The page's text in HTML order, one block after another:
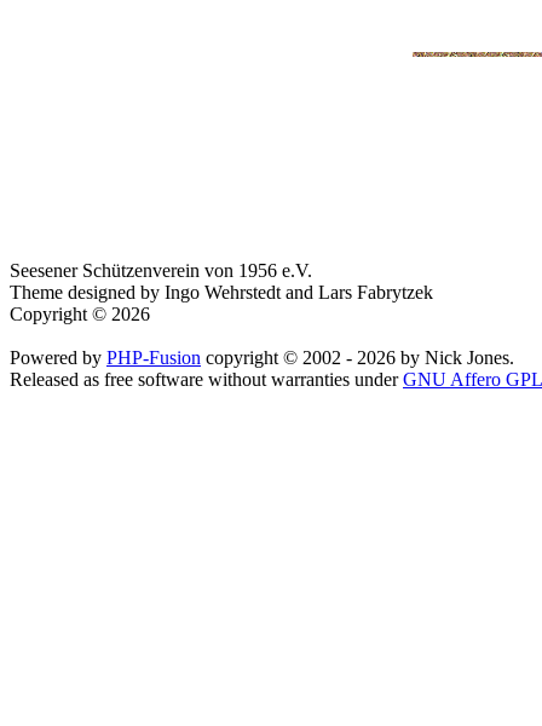
Seesener Schützenverein von 1956 e.V.
Theme designed by Ingo Wehrstedt and Lars Fabrytzek
Copyright © 2026
Powered by PHP-Fusion copyright © 2002 - 2026 by Nick Jones.
Released as free software without warranties underGNU Affero GPL